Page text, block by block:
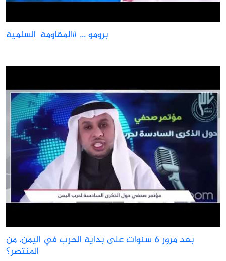
بعد مرور ٦ سنوات على بداية الحرب في اليمن، من
المنتصر؟